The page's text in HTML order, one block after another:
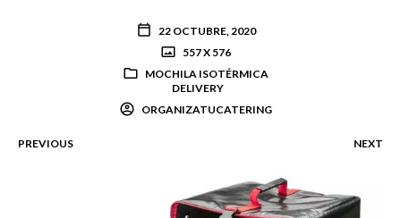
22 OCTUBRE, 2020
557 X 576
MOCHILA ISOTÉRMICA
DELIVERY
ORGANIZATUCATERING
PREVIOUS NEXT